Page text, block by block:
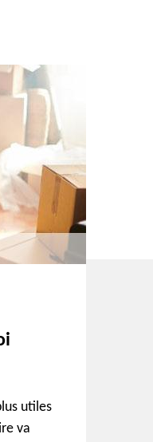
utiles
va